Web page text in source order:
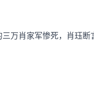
万肖家军惨死，肖珏断